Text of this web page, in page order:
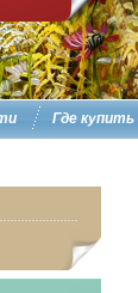
Где купить